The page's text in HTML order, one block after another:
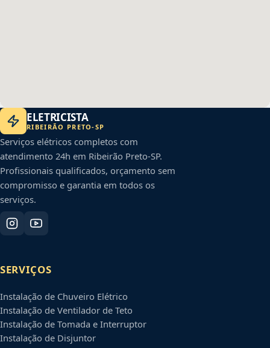
ELETRICISTA
RIBEIRÃO PRETO-SP
Serviços elétricos completos com
atendimento 24h em Ribeirão Preto-SP.
Profissionais qualificados, orçamento sem
compromisso e garantia em todos os
serviços.
SERVIÇOS
Instalação de Chuveiro Elétrico
Instalação de Ventilador de Teto
Instalação de Tomada e Interruptor
Instalação de Disjuntor